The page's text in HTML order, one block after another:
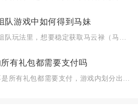
队游戏中如何得到马妹
有礼包都需要支付吗